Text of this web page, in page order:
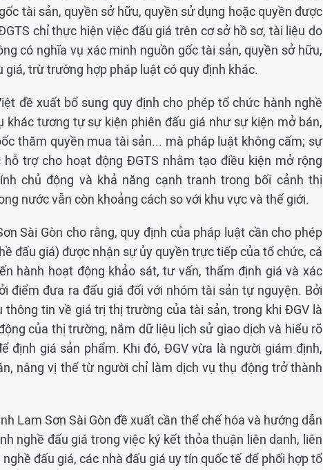
tài sản, quyền sở hữu, quyền sử dụng hoặc quyền được
chỉ thực hiện việc đấu giá trên cơ sở hồ sơ, tài liệu do
có nghĩa vụ xác minh nguồn gốc tài sản, quyền sở hữu,
trừ trường hợp pháp luật có quy định khác.
đề xuất bổ sung quy định cho phép tổ chức hành nghề
khác tương tự sự kiện phiên đấu giá như sự kiện mở bán,
thăm quyền mua tài sản... mà pháp luật không cấm; sự
trợ cho hoạt động ĐGTS nhằm tạo điều kiện mở rộng
chủ động và khả năng cạnh tranh trong bối cảnh thị
nước vẫn còn khoảng cách so với khu vực và thế giới.
Sài Gòn cho rằng, quy định của pháp luật cần cho phép
đấu giá) được nhận sự ủy quyền trực tiếp của tổ chức, cá
hành hoạt động khảo sát, tư vấn, thẩm định giá và xác
điểm đưa ra đấu giá đối với nhóm tài sản tự nguyện. Bởi
tin về giá trị thị trường của tài sản, trong khi ĐGV là
của thị trường, nắm dữ liệu lịch sử giao dịch và hiểu rõ
định giá sản phẩm. Khi đó, ĐGV vừa là người giám định,
nâng vị thế từ người chỉ làm dịch vụ thụ động trở thành
Lam Sơn Sài Gòn đề xuất cần thể chế hóa và hướng dẫn
nghề đấu giá trong việc ký kết thỏa thuận liên danh, liên
đấu giá, các nhà đấu giá uy tín quốc tế để phối hợp tổ